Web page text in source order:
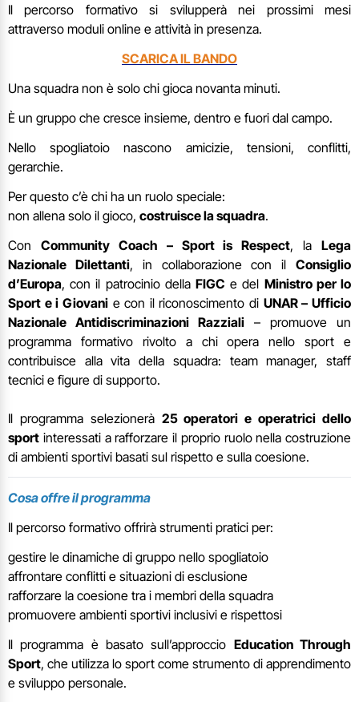
Il percorso formativo si svilupperà nei prossimi mesi
attraverso moduli online e attività in presenza.
SCARICA IL BANDO
Una squadra non è solo chi gioca novanta minuti.
È un gruppo che cresce insieme, dentro e fuori dal campo.
Nello spogliatoio nascono amicizie, tensioni, conflitti,
gerarchie.
Per questo c’è chi ha un ruolo speciale:
non allena solo il gioco, costruisce la squadra.
Con Community Coach – Sport is Respect, la Lega
Nazionale Dilettanti, in collaborazione con ilConsiglio
d’Europa, con il patrocinio della FIGC e del Ministro per lo
Sport e i Giovanie con il riconoscimento di UNAR – Ufficio
Nazionale Antidiscriminazioni Razziali – promuove un
programma formativo rivolto a chi opera nello sport e
contribuisce alla vita della squadra: team manager, staff
tecnici e figure di supporto.
Il programma selezionerà 25 operatori e operatrici dello
sport interessati a rafforzare il proprio ruolo nella costruzione
di ambienti sportivi basati sul rispetto e sulla coesione.
Cosa offre il programma
Il percorso formativo offrirà strumenti pratici per:
gestire le dinamiche di gruppo nello spogliatoio
affrontare conflitti e situazioni di esclusione
rafforzare la coesione tra i membri della squadra
promuovere ambienti sportivi inclusivi e rispettosi
Il programma è basato sull’approccio Education Through
Sport, che utilizza lo sport come strumento di apprendimento
e sviluppo personale.